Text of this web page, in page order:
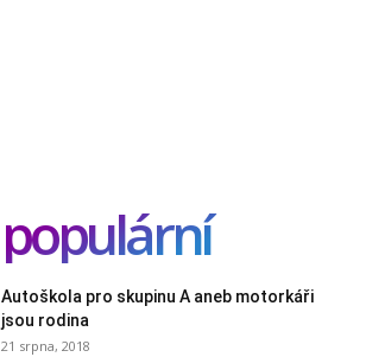
populární
Autoškola pro skupinu A aneb motorkáři
jsou rodina
21 srpna, 2018